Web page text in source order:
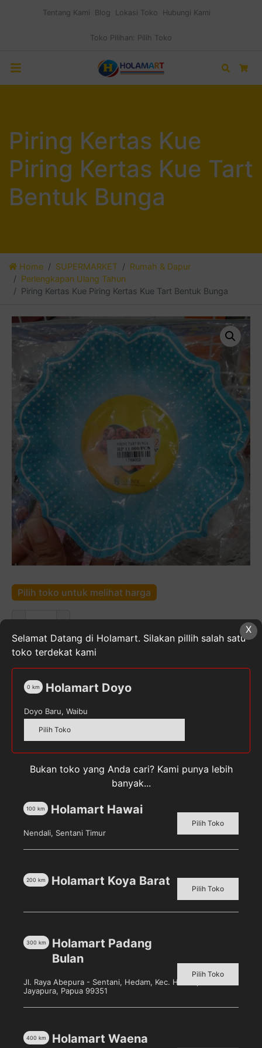
Tentang Kami Blog Lokasi Toko Hubungi Kami
Toko Pilihan: Pilih Toko
Search
Piring Kertas Kue
Piring Kertas Kue Tart
Bentuk Bunga
Home SUPERMARKET
Rumah & Dapur
Perlengkapan Ulang Tahun
Piring Kertas Kue Piring Kertas Kue Tart Bentuk Bunga
Pilih toko untuk melihat harga
Kertas
Kue
Piring
Kertas
Tart
Bentuk
Bunga
SKU:
Tag:PIRINGKUE
Menjual piring kertas kue cocok untuk acara ulang
tahun,pesta,dan acara lainnya.
-Piring kertas dengan bentuk bunga
-Isi piring ada 10 biji/pak
Produk Terkait
X
Selamat Datang di Holamart. Silakan pillih salah satu
toko terdekat kami
Holamart Doyo
0 km
Doyo Baru, Waibu
Pilih Toko
Bukan toko yang Anda cari? Kami punya lebih
banyak...
Holamart Hawai
100 km
Nendali, Sentani Timur
Pilih Toko
Holamart Koya Barat
200 km
Pilih Toko
Holamart Padang
Bulan
300 km
Jl. Raya Abepura - Sentani, Hedam, Kec. Heram, Kota
Jayapura, Papua 99351
Pilih Toko
Holamart Waena
400 km